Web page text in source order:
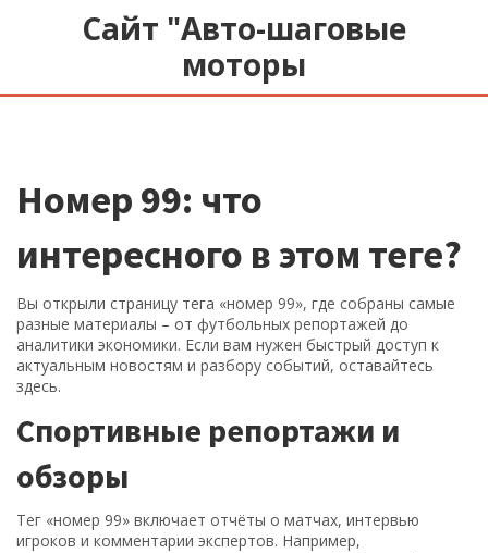
Сайт "Авто-шаговые
моторы
Номер 99: что
интересного в этом теге?
Вы открыли страницу тега «номер 99», где собраны самые
разные материалы – от футбольных репортажей до
аналитики экономики. Если вам нужен быстрый доступ к
актуальным новостям и разбору событий, оставайтесь
здесь.
Спортивные репортажи и
обзоры
Тег «номер 99» включает отчёты о матчах, интервью
игроков и комментарии экспертов. Например,